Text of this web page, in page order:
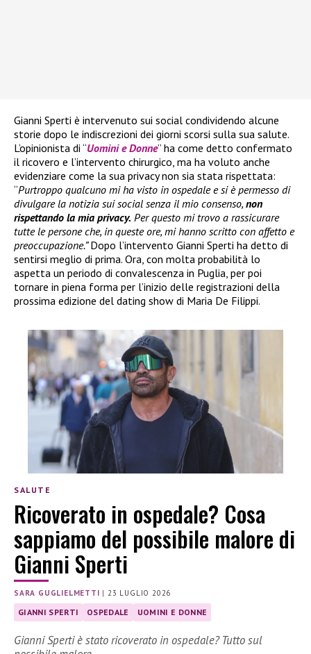
Gianni Sperti è intervenuto sui social condividendo alcune
storie dopo le indiscrezioni dei giorni scorsi sulla sua salute.
L’opinionista di “Uomini e Donne” ha come detto confermato
il ricovero e l’intervento chirurgico, ma ha voluto anche
evidenziare come la sua privacy non sia stata rispettata:
“Purtroppo qualcuno mi ha visto in ospedale e si è permesso di
divulgare la notizia sui social senza il mio consenso, non
rispettando la mia privacy. Per questo mi trovo a rassicurare
tutte le persone che, in queste ore, mi hanno scritto con affetto e
preoccupazione.”Dopo l’intervento Gianni Sperti ha detto di
sentirsi meglio di prima. Ora, con molta probabilità lo
aspetta un periodo di convalescenza in Puglia, per poi
tornare in piena forma per l’inizio delle registrazioni della
prossima edizione del dating show di Maria De Filippi.
SALUTE
Ricoverato in ospedale? Cosa
sappiamo del possibile malore di
Gianni Sperti
SARA GUGLIELMETTI |23 LUGLIO 2026
GIANNI SPERTI OSPEDALE UOMINI E DONNE
Gianni Sperti è stato ricoverato in ospedale? Tutto sul